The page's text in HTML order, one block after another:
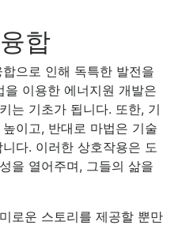
합
으로 인해 독특한 발전을
이용한 에너지원 개발은
는 기초가 됩니다. 또한, 기
이고, 반대로 마법은 기술
다. 이러한 상호작용은 도
을 열어주며, 그들의 삶을
로운 스토리를 제공할 뿐만